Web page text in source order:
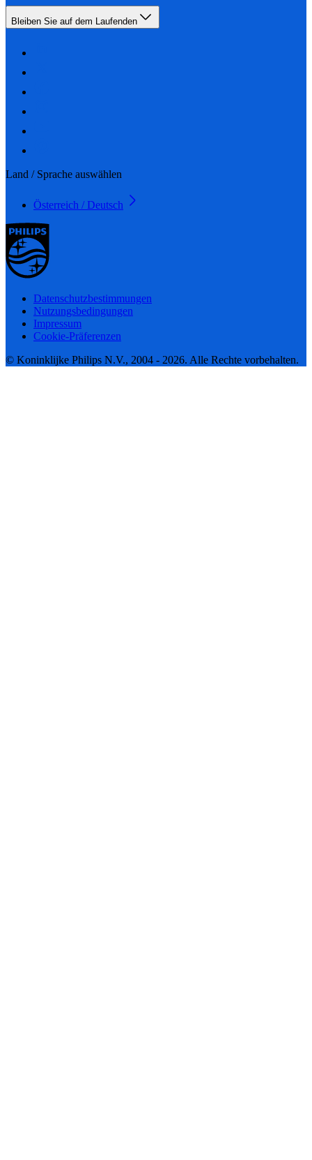
Bleiben Sie auf dem Laufenden
Land / Sprache auswählen
Österreich / Deutsch
Datenschutzbestimmungen
Nutzungsbedingungen
Impressum
Cookie-Präferenzen
© Koninklijke Philips N.V., 2004 - 2026. Alle Rechte vorbehalten.